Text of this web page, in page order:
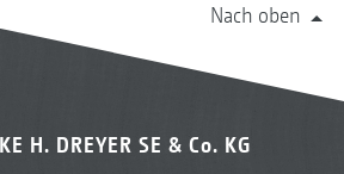
Nach oben
H. DREYER SE & Co. KG